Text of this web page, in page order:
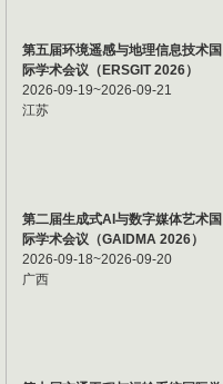
第五届环境遥感与地理信息技术国
际学术会议（ERSGIT 2026）
2026-09-19~2026-09-21
江苏
第二届生成式AI与数字媒体艺术国
际学术会议（GAIDMA 2026）
2026-09-18~2026-09-20
广西